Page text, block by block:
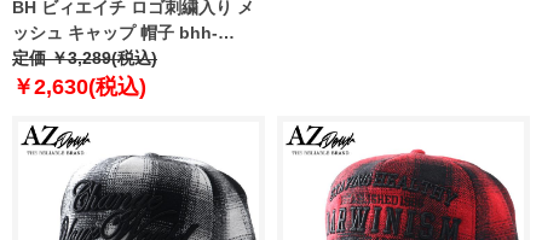
BH ビィエイチ ロゴ刺繍入り メ
ッシュ キャップ 帽子 bhh-
250301
定価 ￥3,289(税込)
￥2,630(税込)